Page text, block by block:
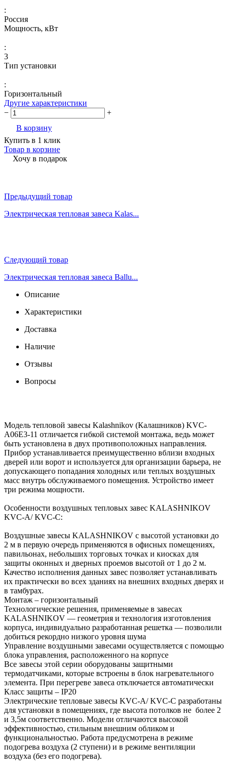
:
Россия
Мощность, кВт
:
3
Тип установки
:
Горизонтальный
Другие характеристики
−
+
В корзину
Купить в 1 клик
Товар в корзине
Хочу в подарок
Предыдущий товар
Электрическая тепловая завеса Kalas...
Следующий товар
Электрическая тепловая завеса Ballu...
Описание
Характеристики
Доставка
Наличие
Отзывы
Вопросы
Модель тепловой завесы Kalashnikov (Калашников) KVC-
A06E3-11 отличается гибкой системой монтажа, ведь может
быть установлена в двух противоположных направления.
Прибор устанавливается преимущественно вблизи входных
дверей или ворот и используется для организации барьера, не
допускающего попадания холодных или теплых воздушных
масс внутрь обслуживаемого помещения. Устройство имеет
три режима мощности.
Особенности воздушных тепловых завес KALASHNIKOV
KVC-A/ KVС-C:
Воздушные завесы KALASHNIKOV с высотой установки до
2 м в первую очередь применяются в офисных помещениях,
павильонах, небольших торговых точках и киосках для
защиты оконных и дверных проемов высотой от 1 до 2 м.
Качество исполнения данных завес позволяет устанавливать
их практически во всех зданиях на внешних входных дверях и
в тамбурах.
Монтаж – горизонтальный
Технологические решения, применяемые в завесах
KALASHNIKOV — геометрия и технология изготовления
корпуса, индивидуально разработанная решетка — позволили
добиться рекордно низкого уровня шума
Управление воздушными завесами осуществляется с помощью
блока управления, расположенного на корпусе
Все завесы этой серии оборудованы защитными
термодатчиками, которые встроены в блок нагревательного
элемента. При перегреве завеса отключается автоматически
Класс защиты – IP20
Электрические тепловые завесы KVC-A/ KVС-C разработаны
для установки в помещениях, где высота потолков не более 2
и 3,5м соответственно. Модели отличаются высокой
эффективностью, стильным внешним обликом и
функциональностью. Работа предусмотрена в режиме
подогрева воздуха (2 ступени) и в режиме вентиляции
воздуха (без его подогрева).